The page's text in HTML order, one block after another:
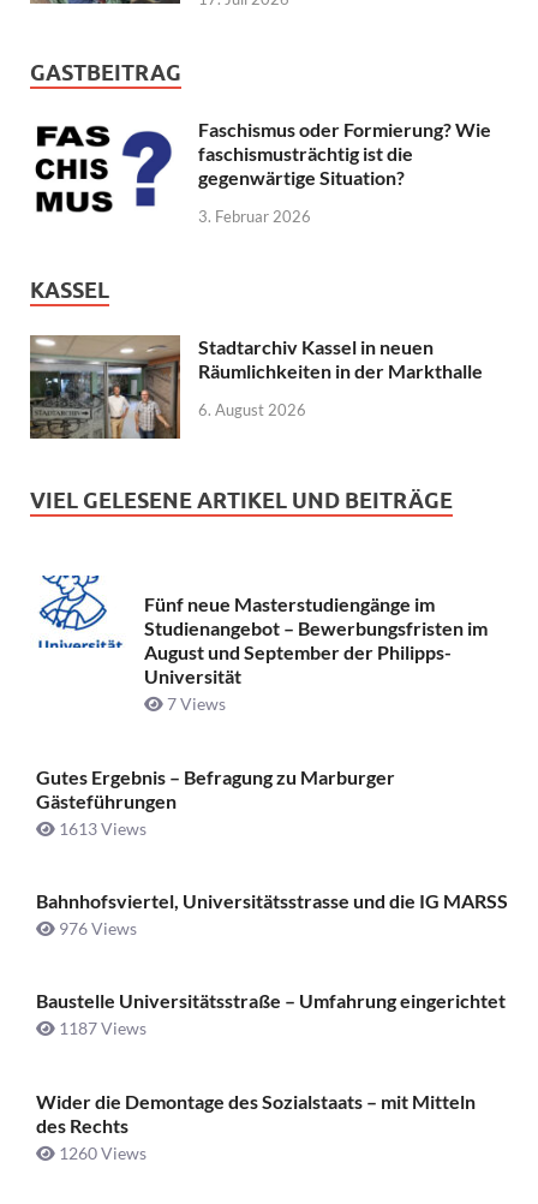
GASTBEITRAG
Faschismus oder Formierung? Wie
faschismusträchtig ist die
gegenwärtige Situation?
3. Februar 2026
KASSEL
Stadtarchiv Kassel in neuen
Räumlichkeiten in der Markthalle
6. August 2026
VIEL GELESENE ARTIKEL UND BEITRÄGE
Fünf neue Masterstudiengänge im
Studienangebot – Bewerbungsfristen im
August und September der Philipps-
Universität
7 Views
Gutes Ergebnis – Befragung zu Marburger
Gästeführungen
1613 Views
Bahnhofsviertel, Universitätsstrasse und die IG MARSS
976 Views
Baustelle Universitätsstraße ­– Umfahrung eingerichtet
1187 Views
Wider die Demontage des Sozialstaats – mit Mitteln
des Rechts
1260 Views